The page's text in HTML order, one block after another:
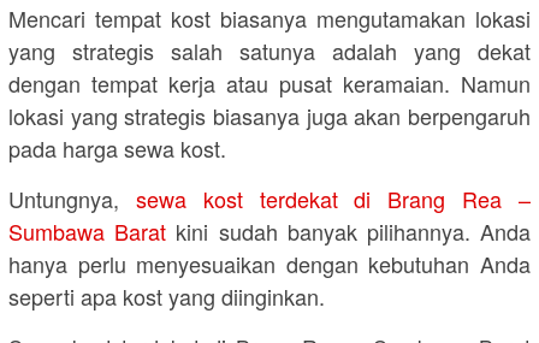
Mencari tempat kost biasanya mengutamakan lokasi
yang strategis salah satunya adalah yang dekat
dengan tempat kerja atau pusat keramaian. Namun
lokasi yang strategis biasanya juga akan berpengaruh
pada harga sewa kost.
Untungnya, sewa kost terdekat di Brang Rea –
Sumbawa Barat kini sudah banyak pilihannya. Anda
hanya perlu menyesuaikan dengan kebutuhan Anda
seperti apa kost yang diinginkan.